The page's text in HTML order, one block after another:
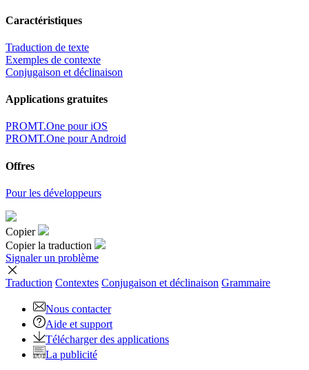
Caractéristiques
Traduction de texte
Exemples de contexte
Conjugaison et déclinaison
Applications gratuites
PROMT.One pour iOS
PROMT.One pour Android
Offres
Pour les développeurs
Copier
Copier la traduction
Signaler un problème
Traduction Contextes Conjugaison et déclinaison Grammaire
Nous contacter
Aide et support
Télécharger des applications
La publicité